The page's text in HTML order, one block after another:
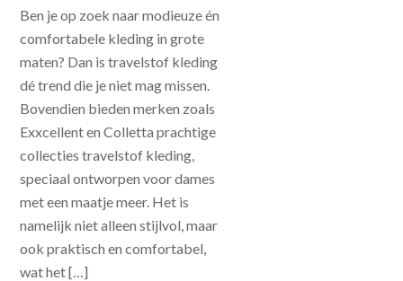
Ben je op zoek naar modieuze én
comfortabele kleding in grote
maten? Dan is travelstof kleding
dé trend die je niet mag missen.
Bovendien bieden merken zoals
Exxcellent en Colletta prachtige
collecties travelstof kleding,
speciaal ontworpen voor dames
met een maatje meer. Het is
namelijk niet alleen stijlvol, maar
ook praktisch en comfortabel,
wat het […]